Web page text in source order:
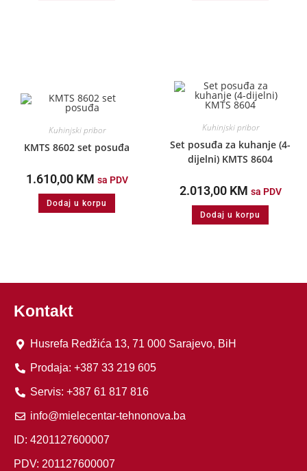
Kuhinjski pribor
KMTS 8602 set posuđa
1.610,00 KM sa PDV
Dodaj u korpu
Kuhinjski pribor
Set posuđa za kuhanje (4-
dijelni) KMTS 8604
2.013,00 KM sa PDV
Dodaj u korpu
Kontakt
Husrefa Redžića 13, 71 000 Sarajevo, BiH
Prodaja: +387 33 219 605
Servis: +387 61 817 816
info@mielecentar-tehnonova.ba
ID: 4201127600007
PDV: 201127600007